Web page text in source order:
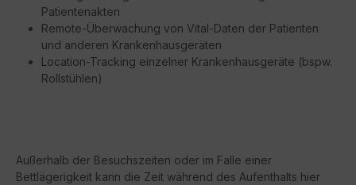
Patientenakten
Remote-Überwachung von Vital-Daten der Patienten
und anderen Krankenhausgeräten
Location-Tracking einzelner Krankenhausgeräte (bspw.
Rollstühlen)
Außerhalb der Besuchszeiten oder im Falle einer
Bettlägerigkeit kann die Zeit während des Aufenthalts hier